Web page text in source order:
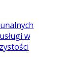
w